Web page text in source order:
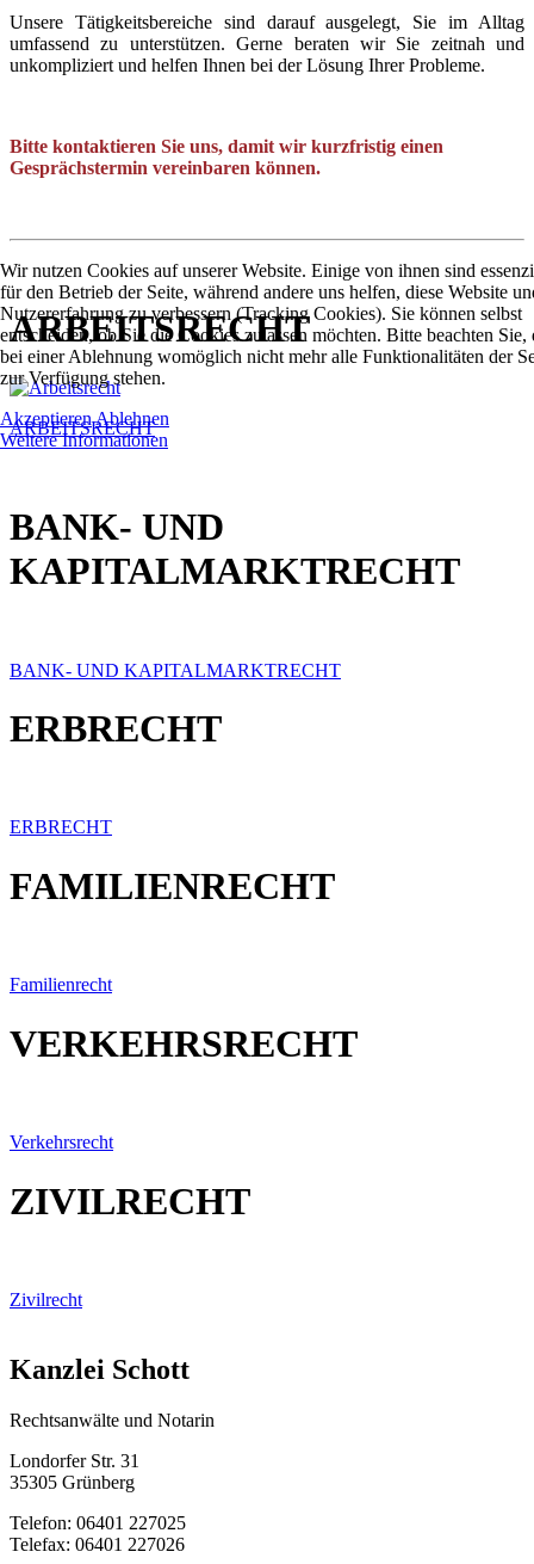
Unsere Tätigkeitsbereiche sind darauf ausgelegt, Sie im Alltag
umfassend zu unterstützen. Gerne beraten wir Sie zeitnah und
unkompliziert und helfen Ihnen bei der Lösung Ihrer Probleme.
Bitte kontaktieren Sie uns, damit wir kurzfristig einen
Gesprächstermin vereinbaren können.
ARBEITSRECHT
ARBEITSRECHT
BANK- UND
KAPITALMARKTRECHT
BANK- UND KAPITALMARKTRECHT
ERBRECHT
ERBRECHT
FAMILIENRECHT
Familienrecht
VERKEHRSRECHT
Verkehrsrecht
ZIVILRECHT
Zivilrecht
Kanzlei Schott
Rechtsanwälte und Notarin
Londorfer Str. 31
35305 Grünberg
Telefon: 06401 227025
Telefax: 06401 227026
Wir nutzen Cookies auf unserer Website. Einige von ihnen sind
für den Betrieb der Seite, während andere uns helfen, diese Website
Nutzererfahrung zu verbessern (Tracking Cookies). Sie können selbst
entscheiden, ob Sie die Cookies zulassen möchten. Bitte beachten Sie,
bei einer Ablehnung womöglich nicht mehr alle Funktionalitäten der
zur Verfügung stehen.
AkzeptierenAblehnen
Weitere Informationen